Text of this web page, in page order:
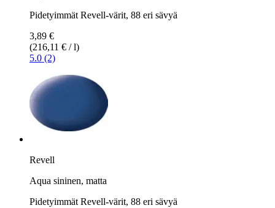
Pidetyimmät Revell-värit, 88 eri sävyä
3,89 €
(216,11 € / l)
5.0 (2)
Revell
Aqua sininen, matta
Pidetyimmät Revell-värit, 88 eri sävyä